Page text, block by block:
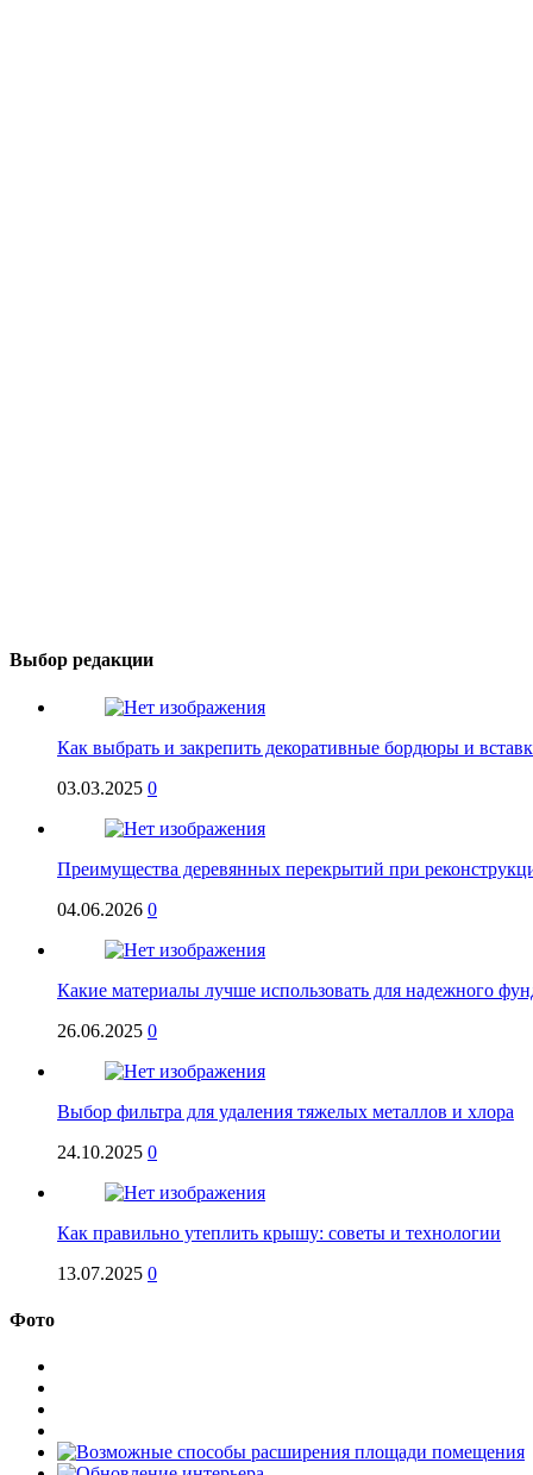
Выбор редакции
Как выбрать и закрепить декоративные бордюры и
03.03.2025 0
Преимущества деревянных перекрытий при
04.06.2026 0
Какие материалы лучше использовать для надежного
26.06.2025 0
Выбор фильтра для удаления тяжелых металлов и хлора
24.10.2025 0
Как правильно утеплить крышу: советы и технологии
13.07.2025 0
Фото